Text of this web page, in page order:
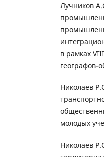
Лучников
в рамках
географов-
Николаев
молодых
Николаев